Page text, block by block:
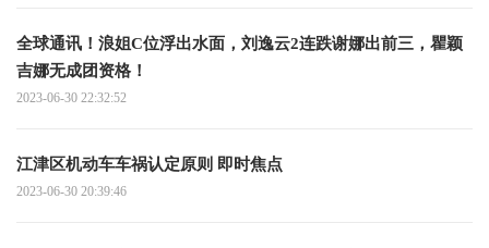
全球通讯！浪姐C位浮出水面，刘逸云2连跌谢娜出前三，瞿颖
吉娜无成团资格！
2023-06-30 22:32:52
江津区机动车车祸认定原则 即时焦点
2023-06-30 20:39:46